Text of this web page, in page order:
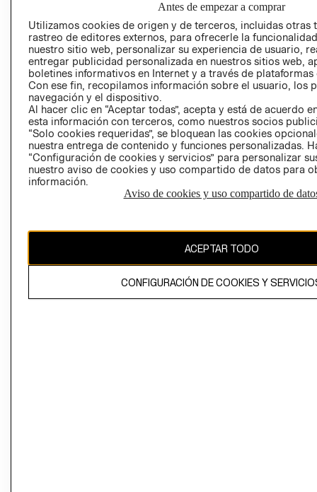
GIFT CARD
AVISO DE
Perú (S/)
CAMBIAR REGIÓN
propiedad de H&M Hennes & Mauritz AB
Antes de empezar a comprar
Utilizamos cookies de origen y de terceros, incluidas otras
rastreo de editores externos, para ofrecerle la
nuestro sitio web, personalizar su experiencia de usuario,
entregar publicidad personalizada en nuestros sitios web,
boletines informativos en Internet y a través de plataformas
Con ese fin, recopilamos información sobre el usuario, los
navegación y el dispositivo.
Al hacer clic en “Aceptar todas”, acepta y está de acuerdo
esta información con terceros, como nuestros socios
“Solo cookies requeridas”, se bloquean las cookies
nuestra entrega de contenido y funciones personalizadas.
“Configuración de cookies y servicios” para personalizar
nuestro aviso de cookies y uso compartido de datos para
información.
Aviso de cookies y uso compartido de
ACEPTAR TODO
CONFIGURACIÓN DE COOKIES Y